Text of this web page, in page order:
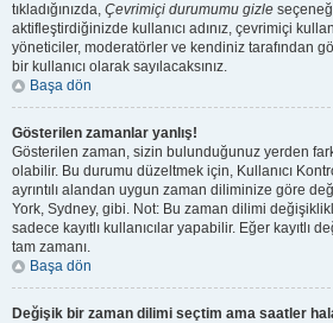
tıkladığınızda, Çevrimiçi durumumu gizle
aktifleştirdiğinizde kullanıcı adınız, çevrimiçi
yöneticiler, moderatörler ve kendiniz tarafından
bir kullanıcı olarak sayılacaksınız.
Başa dön
Gösterilen zamanlar yanlış!
Gösterilen zaman, sizin bulunduğunuz yerden
olabilir. Bu durumu düzeltmek için, Kullanıcı
ayrıntılı alandan uygun zaman diliminize göre
York, Sydney, gibi. Not: Bu zaman dilimi
sadece kayıtlı kullanıcılar yapabilir. Eğer kayıtlı
tam zamanı.
Başa dön
Değişik bir zaman dilimi seçtim ama saatler